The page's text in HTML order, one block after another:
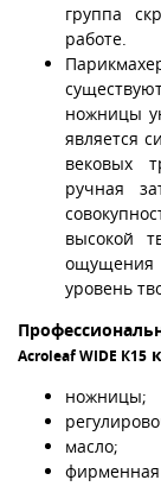
группа
работе.
ножницы
является
вековых
ручная
высокой
ощущения
уровень
Acroleaf WIDE К15
ножницы;
масло;
фирменная